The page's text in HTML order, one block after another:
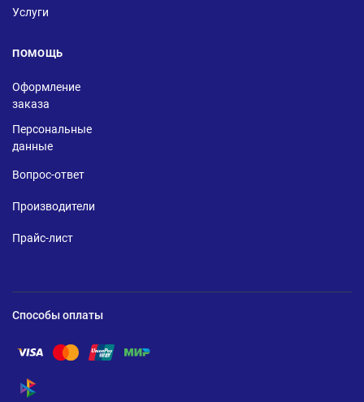
Услуги
ПОМОЩЬ
Оформление
заказа
Персональные
данные
Вопрос-ответ
Производители
Прайс-лист
Способы оплаты
Помощь по оплате Visa
Помощь по оплате Mastercard
Помощь по оплате UnionPay
Помощь по оплате Мир
Помощь по оплате СБП